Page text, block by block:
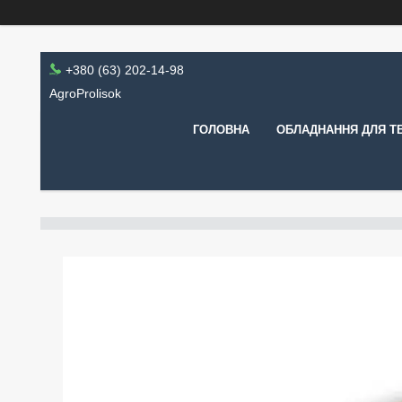
+380 (63) 202-14-98
AgroProlisok
ГОЛОВНА ОБЛАДНАННЯ ДЛЯ